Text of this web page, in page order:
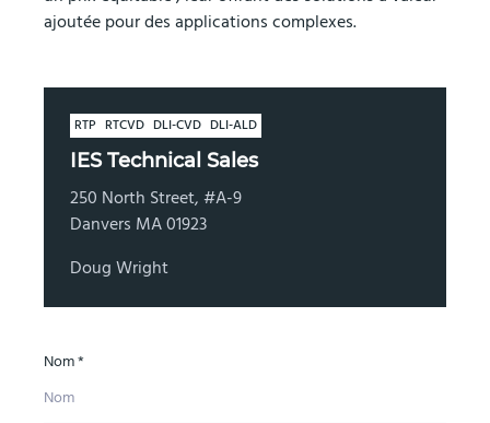
ajoutée pour des applications complexes.
RTP RTCVD DLI-CVD DLI-ALD
IES Technical Sales
250 North Street, #A-9
Danvers MA 01923
Doug Wright
Nom *